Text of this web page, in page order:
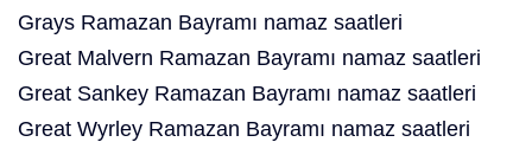
Grays Ramazan Bayramı namaz saatleri
Great Malvern Ramazan Bayramı namaz saatleri
Great Sankey Ramazan Bayramı namaz saatleri
Great Wyrley Ramazan Bayramı namaz saatleri